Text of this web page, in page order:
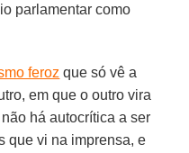
parlamentar como
feroz que só vê a
em que o outro vira
há autocrítica a ser
que vi na imprensa, e